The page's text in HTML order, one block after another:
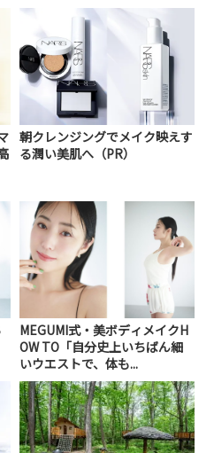
朝クレンジングでメイク映えす
る潤い美肌へ（PR）
MEGUMI式・美ボディメイクH
OW TO「自分史上いちばん細
いウエストで、体も...